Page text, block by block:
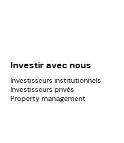
Investir avec nous
Investisseurs institutionnels
Investisseurs privés
Property management